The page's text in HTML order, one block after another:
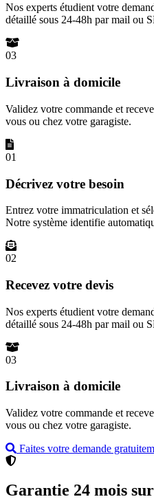
Nos experts étudient votre
détaillé sous 24-48h par mail ou
03
Livraison à domicile
Validez votre commande et
vous ou chez votre garagiste.
01
Décrivez votre besoin
Entrez votre immatriculation et
Notre système identifie
02
Recevez votre devis
Nos experts étudient votre
détaillé sous 24-48h par mail ou
03
Livraison à domicile
Validez votre commande et
vous ou chez votre garagiste.
Faites votre demande
Garantie 24 mois